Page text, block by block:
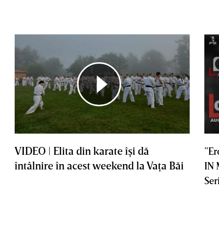
VIDEO | Elita din karate îşi dă
întâlnire în acest weekend la Vaţa Băi
IN